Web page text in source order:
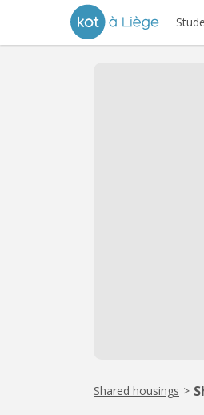
Shared housings >